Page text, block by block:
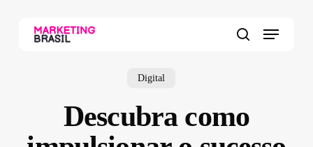
Menu
Digital
Descubra como